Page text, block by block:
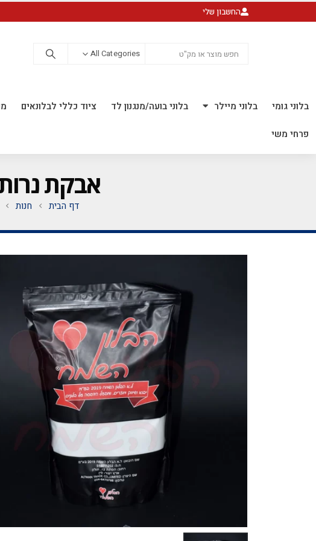
החשבון שלי
All Categories
בלוני גומי בלוני מיילר בלוני בועה/מנגנון לד ציוד כללי לבלונאים
פרחי משי
אבקת נרות בצבע
דף הבית חנות